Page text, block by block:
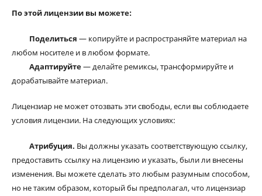
По этой лицензии вы можете:
Поделиться — копируйте и распространяйте материал на
любом носителе и в любом формате.
Адаптируйте— делайте ремиксы, трансформируйте и
дорабатывайте материал.
Лицензиар не может отозвать эти свободы, если вы соблюдаете
условия лицензии. На следующих условиях:
Атрибуция. Вы должны указать соответствующую ссылку,
предоставить ссылку на лицензию и указать, были ли внесены
изменения. Вы можете сделать это любым разумным способом,
но не таким образом, который бы предполагал, что лицензиар